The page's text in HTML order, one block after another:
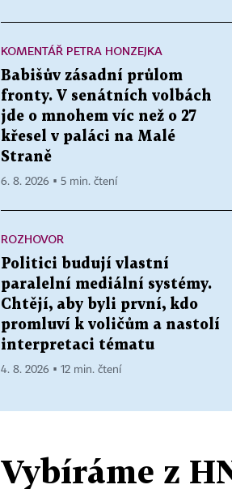
KOMENTÁŘ PETRA HONZEJKA
Babišův zásadní průlom
fronty. V senátních volbách
jde o mnohem víc než o 27
křesel v paláci na Malé
Straně
6. 8. 2026 ▪ 5 min. čtení
ROZHOVOR
Politici budují vlastní
paralelní mediální systémy.
Chtějí, aby byli první, kdo
promluví k voličům a nastolí
interpretaci tématu
4. 8. 2026 ▪ 12 min. čtení
Vybíráme z